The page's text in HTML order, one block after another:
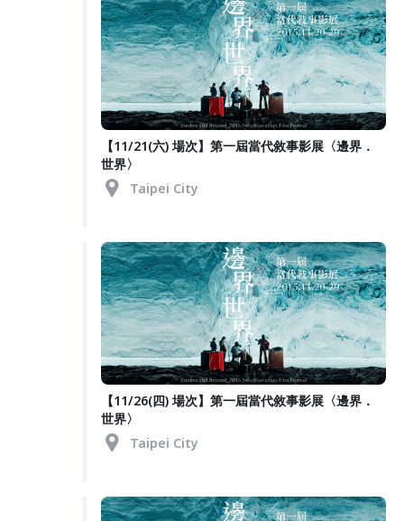
【11/21(六) 場次】第一屆當代敘事影展〈邊界．
世界〉
Taipei City
【11/26(四) 場次】第一屆當代敘事影展〈邊界．
世界〉
Taipei City